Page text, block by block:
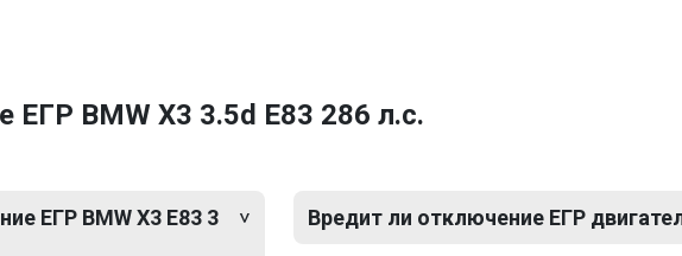
BMW X3 3.5d E83 286 л.с.
ЕГР BMW X3 E83 3
Вредит ли отключение ЕГР